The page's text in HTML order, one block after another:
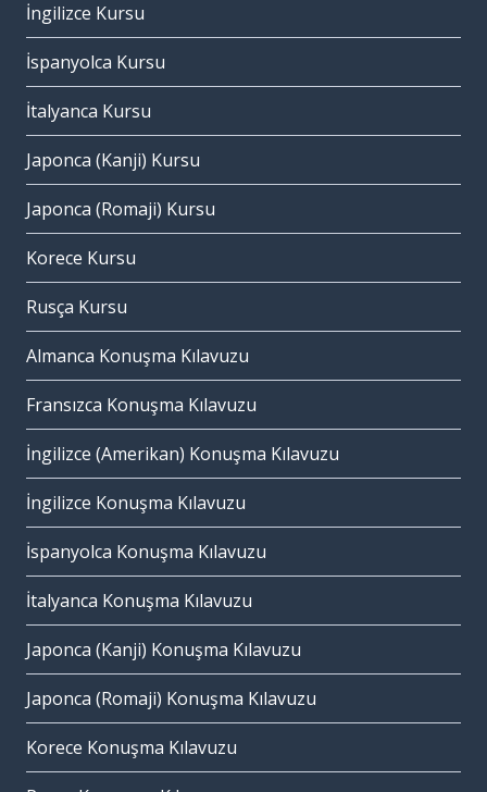
İngilizce Kursu
İspanyolca Kursu
İtalyanca Kursu
Japonca (Kanji) Kursu
Japonca (Romaji) Kursu
Korece Kursu
Rusça Kursu
Almanca Konuşma Kılavuzu
Fransızca Konuşma Kılavuzu
İngilizce (Amerikan) Konuşma Kılavuzu
İngilizce Konuşma Kılavuzu
İspanyolca Konuşma Kılavuzu
İtalyanca Konuşma Kılavuzu
Japonca (Kanji) Konuşma Kılavuzu
Japonca (Romaji) Konuşma Kılavuzu
Korece Konuşma Kılavuzu